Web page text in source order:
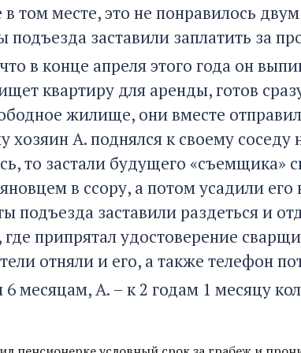
том месте, это не понравилось
заставили заплатить за
в конце апреля этого года он
квартиру для аренды, готов
жилище, они вместе
хозяин А. поднялся к своему
то застали будущего
в ссору, а потом усадили
подъезда заставили раздеться и
припрятал удостоверение
отняли и его, а также телефон
6 месяцам, А. – к 2 годам 1 месяцу